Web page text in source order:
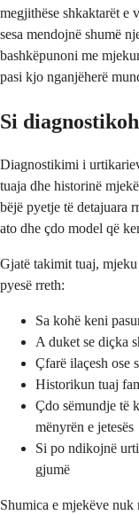
megjithëse shkaktarët e
sesa mendojnë shumë
bashkëpunoni me
pasi kjo nganjëherë
Si
Diagnostikimi i
tuaja dhe historinë
bëjë pyetje të detajuara
ato dhe çdo model që
Gjatë takimit tuaj,
pyesë rreth:
Sa kohë keni
A duket se diçka
Çfarë ilaçesh ose
Historikun tuaj
Çdo sëmundje të
mënyrën e jetesës
Si po ndikojnë
gjumë
Shumica e mjekëve nuk